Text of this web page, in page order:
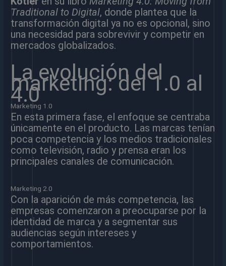
Traditional to Digital, donde plantea que la
transformación digital ya no es opcional, sino
una necesidad para sobrevivir y competir en
mercados globalizados.
La evolución del
marketing: del 1.0 al
4.0
Marketing 1.0
En esta primera fase, el enfoque se centraba
únicamente en el producto. Las marcas tenían
poca competencia y los medios tradicionales
como televisión, radio y prensa eran los
principales canales de comunicación.
Marketing 2.0
Con la aparición de más competencia, las
empresas comenzaron a preocuparse por la
identidad de marca y a segmentar sus
audiencias según intereses y
comportamientos.